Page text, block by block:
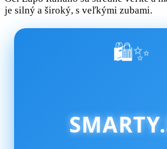
je silný a široký, s veľkými zubami.
🛍️✨